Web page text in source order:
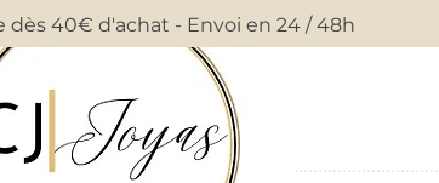
dès 40€ d'achat - Envoi en 24 / 48h